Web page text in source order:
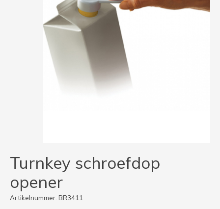
Turnkey schroefdop
opener
Artikelnummer: BR3411